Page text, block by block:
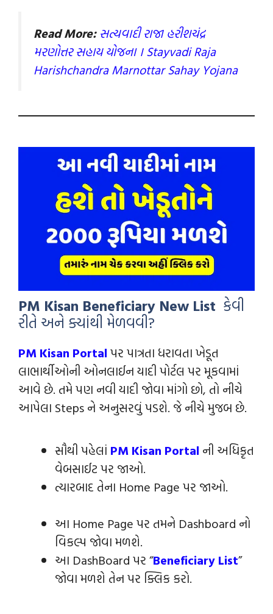
Read More: સત્યવાદી રાજા હરીશચંદ્ર
મરણોત્તર સહાય યોજના । Stayvadi Raja
Harishchandra Marnottar Sahay Yojana
PM Kisan Beneficiary New List કેવી
રીતે અને ક્યાંથી મેળવવી?
PM Kisan Portal પર પાત્રતા ધરાવતા ખેડૂત
લાભાર્થીઓની ઓનલાઈન યાદી પોર્ટલ પર મૂકવામાં
આવે છે. તમે પણ નવી યાદી જોવા માંગો છો, તો નીચે
આપેલા Steps ને અનુસરવું પડશે. જે નીચે મુજબ છે.
સૌથી પહેલાં PM Kisan Portal ની અધિકૃત
વેબસાઈટ પર જાઓ.
ત્યારબાદ તેના Home Page પર જાઓ.
આ Home Page પર તમને Dashboard નો
વિકલ્પ જોવા મળશે.
આ DashBoard પર “Beneficiary List”
જોવા મળશે તેન પર ક્લિક કરો.